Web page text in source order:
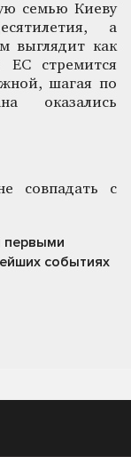
семью Киеву
а
выглядит как
ЕС стремится
шагая по
оказались
совпадать с
первыми
событиях